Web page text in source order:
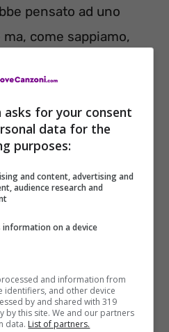
pensato ad uno
come sappiamo,
di scena: a distanza
dal programma,
e Roberta Di Padua
asks for your consent
data for the
purposes:
and content, advertising and
audience research and
information on a device
and information from
identifiers, and other device
by and shared with 319
by this site. We and our partners
data. List of partners.